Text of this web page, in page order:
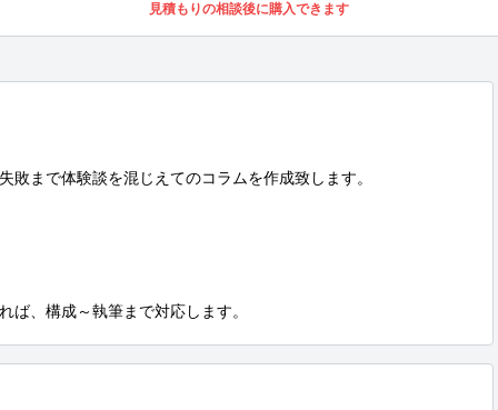
見積もりの相談後に購入できます
敗まで体験談を混じえてのコラムを作成致します。
ば、構成～執筆まで対応します。